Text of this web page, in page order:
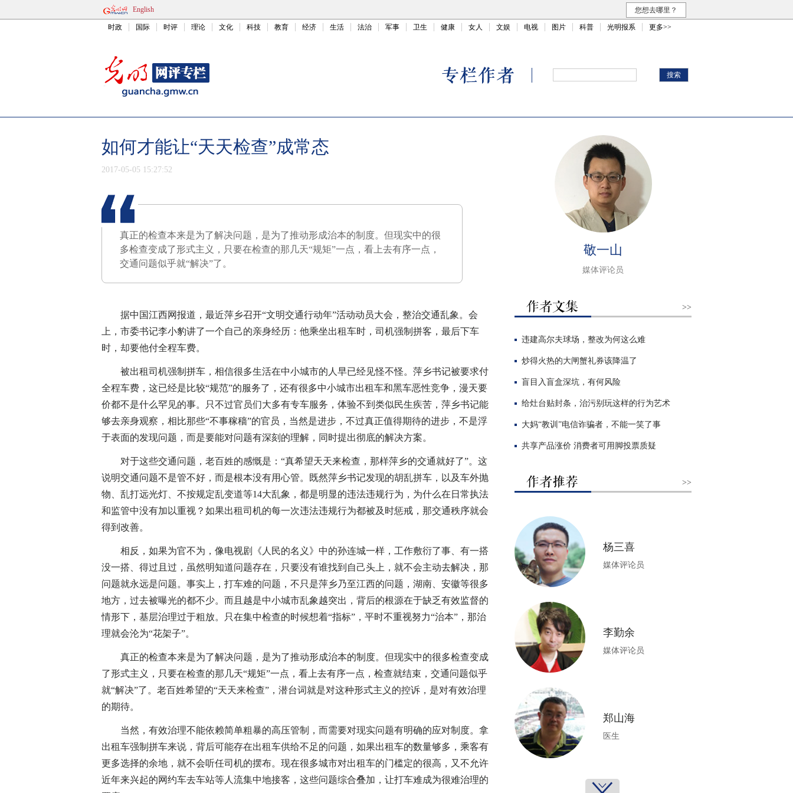
English 您想去哪里？
时政 国际 时评 理论 文化 科技 教育 经济 生活 法治 军事 卫生 健康 女人 文娱 电视 图片 科普 光明报系 更多>>
如何才能让“天天检查”成常态
2017-05-05 15:27:52
真正的检查本来是为了解决问题，是为了推动形成治本的制度。但现实中的很
多检查变成了形式主义，只要在检查的那几天“规矩”一点，看上去有序一点，
交通问题似乎就“解决”了。
据中国江西网报道，最近萍乡召开“文明交通行动年”活动动员大会，整治交通乱象。会
上，市委书记李小豹讲了一个自己的亲身经历：他乘坐出租车时，司机强制拼客，最后下车
时，却要他付全程车费。
被出租司机强制拼车，相信很多生活在中小城市的人早已经见怪不怪。萍乡书记被要求付
全程车费，这已经是比较“规范”的服务了，还有很多中小城市出租车和黑车恶性竞争，漫天要
价都不是什么罕见的事。只不过官员们大多有专车服务，体验不到类似民生疾苦，萍乡书记能
够去亲身观察，相比那些“不事稼穑”的官员，当然是进步，不过真正值得期待的进步，不是浮
于表面的发现问题，而是要能对问题有深刻的理解，同时提出彻底的解决方案。
对于这些交通问题，老百姓的感慨是：“真希望天天来检查，那样萍乡的交通就好了”。这
说明交通问题不是管不好，而是根本没有用心管。既然萍乡书记发现的胡乱拼车，以及车外抛
物、乱打远光灯、不按规定乱变道等14大乱象，都是明显的违法违规行为，为什么在日常执法
和监管中没有加以重视？如果出租司机的每一次违法违规行为都被及时惩戒，那交通秩序就会
得到改善。
相反，如果为官不为，像电视剧《人民的名义》中的孙连城一样，工作敷衍了事、有一搭
没一搭、得过且过，虽然明知道问题存在，只要没有谁找到自己头上，就不会主动去解决，那
问题就永远是问题。事实上，打车难的问题，不只是萍乡乃至江西的问题，湖南、安徽等很多
地方，过去被曝光的都不少。而且越是中小城市乱象越突出，背后的根源在于缺乏有效监督的
情形下，基层治理过于粗放。只在集中检查的时候想着“指标”，平时不重视努力“治本”，那治
理就会沦为“花架子”。
真正的检查本来是为了解决问题，是为了推动形成治本的制度。但现实中的很多检查变成
了形式主义，只要在检查的那几天“规矩”一点，看上去有序一点，检查就结束，交通问题似乎
就“解决”了。老百姓希望的“天天来检查”，潜台词就是对这种形式主义的控诉，是对有效治理
的期待。
当然，有效治理不能依赖简单粗暴的高压管制，而需要对现实问题有明确的应对制度。拿
出租车强制拼车来说，背后可能存在出租车供给不足的问题，如果出租车的数量够多，乘客有
更多选择的余地，就不会听任司机的摆布。现在很多城市对出租车的门槛定的很高，又不允许
近年来兴起的网约车去车站等人流集中地接客，这些问题综合叠加，让打车难成为很难治理的
敬一山
媒体评论员
>>
违建高尔夫球场，整改为何这么难
炒得火热的大闸蟹礼券该降温了
盲目入盲盒深坑，有何风险
给灶台贴封条，治污别玩这样的行为艺术
大妈“教训”电信诈骗者，不能一笑了事
共享产品涨价 消费者可用脚投票质疑
>>
杨三喜
媒体评论员
李勤余
媒体评论员
郑山海
医生